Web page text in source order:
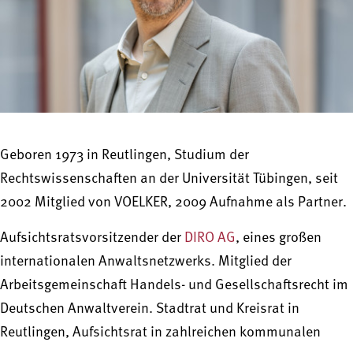
Geboren 1973 in Reutlingen, Studium der
Rechtswissenschaften an der Universität Tübingen, seit
2002 Mitglied von VOELKER, 2009 Aufnahme als Partner.
Aufsichtsratsvorsitzender der DIRO AG, eines großen
internationalen Anwaltsnetzwerks. Mitglied der
Arbeitsgemeinschaft Handels- und Gesellschaftsrecht im
Deutschen Anwaltverein. Stadtrat und Kreisrat in
Reutlingen, Aufsichtsrat in zahlreichen kommunalen